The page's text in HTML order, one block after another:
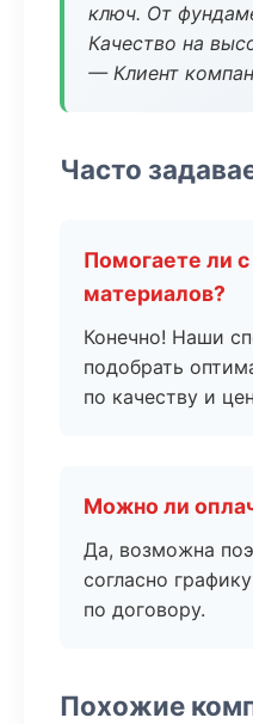
ключ. От
Качество на
— Клиент
Часто
Помогаете ли
материалов?
Конечно! Наши
подобрать
по качеству и
Можно ли
Да, возможна
согласно
по договору.
Похожие